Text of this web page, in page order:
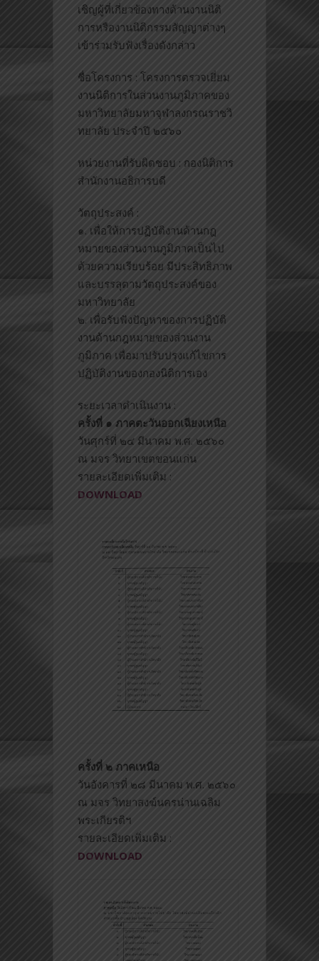
เชิญผู้ที่เกี่ยวข้องทางด้านงานนิติ
การหรืองานนิติกรรมสัญญาต่างๆ
เข้าร่วมรับฟังเรื่องดังกล่าว
ชื่อโครงการ : โครงการตรวจเยี่ยม
งานนิติการในส่วนงานภูมิภาคของ
มหาวิทยาลัยมหาจุฬาลงกรณราชวิ
ทยาลัย ประจำปี ๒๕๖๐
หน่วยงานที่รับผิดชอบ : กองนิติการ
สำนักงานอธิการบดี
วัตถุประสงค์ :
๑. เพื่อให้การปฏิบัติงานด้านกฎ
หมายของส่วนงานภูมิภาคเป็นไป
ด้วยความเรียบร้อย มีประสิทธิภาพ
และบรรลุตามวัตถุประสงค์ของ
มหาวิทยาลัย
๒. เพื่อรับฟังปัญหาของการปฏิบัติ
งานด้านกฎหมายของส่วนงาน
ภูมิภาค เพื่อมาปรับปรุงแก้ไขการ
ปฏิบัติงานของกองนิติการเอง
ระยะเวลาดำเนินงาน :
ครั้งที่ ๑ ภาคตะวันออกเฉียงเหนือ
วันศุกร์ที่ ๒๔ มีนาคม พ.ศ. ๒๕๖๐
ณ มจร วิทยาเขตขอนแก่น
รายละเอียดเพิ่มเติม :
DOWNLOAD
ครั้งที่ ๒ ภาคเหนือ
วันอังคารที่ ๒๘ มีนาคม พ.ศ. ๒๕๖๐
ณ มจร วิทยาสงฆ์นครน่านเฉลิม
พระเกียรติฯ
รายละเอียดเพิ่มเติม :
DOWNLOAD